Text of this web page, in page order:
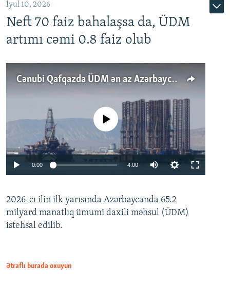
İyul 10, 2026
Neft 70 faiz bahalaşsa da, ÜDM
artımı cəmi 0.8 faiz olub
Cənubi Qafqazda ÜDM ən az Azərbaycanda artır: Qonşuları niyə Bakını qabaqlaya bilir?
Auto 240p 360p 480p
No media source currently available
0:00 4:00
360p
480p
2026-cı ilin ilk yarısında Azərbaycanda 65.2
milyard manatlıq ümumi daxili məhsul (ÜDM)
istehsal edilib.
Ətraflı burada oxuyun